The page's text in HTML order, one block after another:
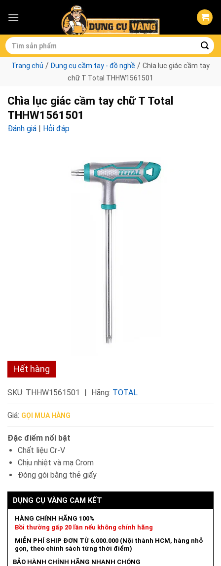
Tìm
kiếm:
Trang chủ / Dụng cụ cầm tay - đồ nghề / Chìa lục giác cầm tay
chữ T Total THHW1561501
Chìa lục giác cầm tay chữ T Total
THHW1561501
Đánh giá | Hỏi đáp
Hết hàng
SKU: THHW1561501 Hãng: TOTAL
Giá: GỌI MUA HÀNG
Đặc điểm nổi bật
Chất liệu Cr-V
Chịu nhiệt và mạ Crom
Đóng gói bằng thẻ giấy
DỤNG CỤ VÀNG CAM KẾT
HÀNG CHÍNH HÃNG 100%
Bồi thường gấp 20 lần nếu không chính hãng
MIỄN PHÍ SHIP ĐƠN TỪ 6.000.000 (Nội thành HCM, hàng nhỏ
gọn, theo chính sách từng thời điểm)
BẢO HÀNH CHÍNH HÃNG NHANH CHÓNG